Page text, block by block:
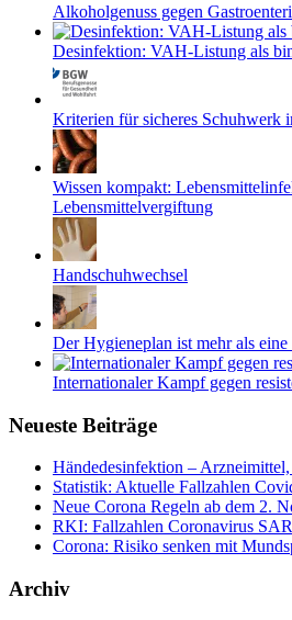
Alkoholgenuss gegen
Desinfektion: VAH-Listung als
Kriterien für sicheres Schuhwerk
Wissen kompakt:
Lebensmittelvergiftung
Handschuhwechsel
Der Hygieneplan ist mehr als
Internationaler Kampf gegen
Neueste Beiträge
Händedesinfektion –
Statistik: Aktuelle Fallzahlen
Neue Corona Regeln ab dem 2.
RKI: Fallzahlen Coronavirus
Corona: Risiko senken mit
Archiv